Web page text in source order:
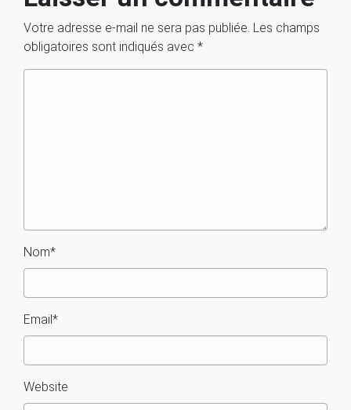
Votre adresse e-mail ne sera pas publiée. Les champs
obligatoires sont indiqués avec *
Nom*
Email*
Website